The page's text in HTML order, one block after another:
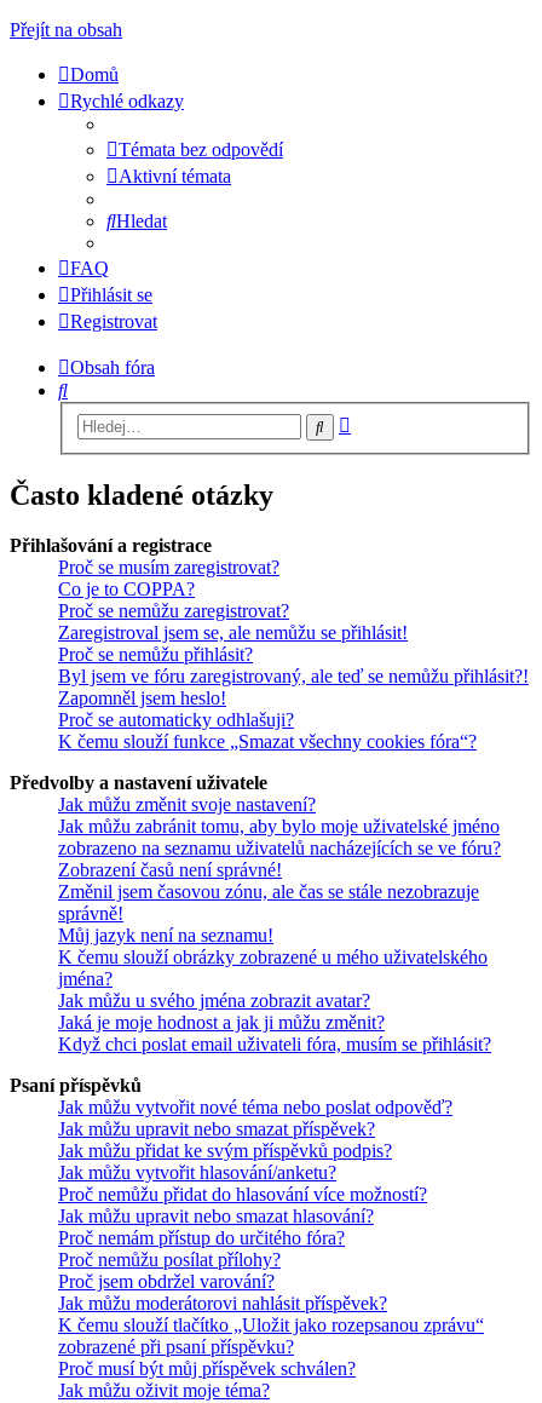
Přejít na obsah
Domů
Rychlé odkazy
Témata bez odpovědí
Aktivní témata
Hledat
FAQ
Přihlásit se
Registrovat
Obsah fóra
Hledat
Hledat
Často kladené otázky
Přihlašování a registrace
Proč se musím zaregistrovat?
Co je to COPPA?
Proč se nemůžu zaregistrovat?
Zaregistroval jsem se, ale nemůžu se přihlásit!
Proč se nemůžu přihlásit?
Byl jsem ve fóru zaregistrovaný, ale teď se nemůžu přihlásit?!
Zapomněl jsem heslo!
Proč se automaticky odhlašuji?
K čemu slouží funkce „Smazat všechny cookies fóra“?
Předvolby a nastavení uživatele
Jak můžu změnit svoje nastavení?
Jak můžu zabránit tomu, aby bylo moje uživatelské jméno
zobrazeno na seznamu uživatelů nacházejících se ve fóru?
Zobrazení časů není správné!
Změnil jsem časovou zónu, ale čas se stále nezobrazuje
správně!
Můj jazyk není na seznamu!
K čemu slouží obrázky zobrazené u mého uživatelského
jména?
Jak můžu u svého jména zobrazit avatar?
Jaká je moje hodnost a jak ji můžu změnit?
Když chci poslat email uživateli fóra, musím se přihlásit?
Psaní příspěvků
Jak můžu vytvořit nové téma nebo poslat odpověď?
Jak můžu upravit nebo smazat příspěvek?
Jak můžu přidat ke svým příspěvků podpis?
Jak můžu vytvořit hlasování/anketu?
Proč nemůžu přidat do hlasování více možností?
Jak můžu upravit nebo smazat hlasování?
Proč nemám přístup do určitého fóra?
Proč nemůžu posílat přílohy?
Proč jsem obdržel varování?
Jak můžu moderátorovi nahlásit příspěvek?
K čemu slouží tlačítko „Uložit jako rozepsanou zprávu“
zobrazené při psaní příspěvku?
Proč musí být můj příspěvek schválen?
Jak můžu oživit moje téma?